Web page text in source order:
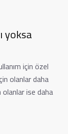
yoksa
için özel
olanlar daha
olanlar ise daha